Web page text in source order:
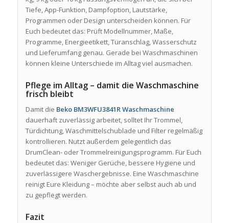
Tiefe, App-Funktion, Dampfoption, Lautstärke,
Programmen oder Design unterscheiden können. Für
Euch bedeutet das: Prüft Modellnummer, Maße,
Programme, Energieetikett, Türanschlag, Wasserschutz
und Lieferumfang genau. Gerade bei Waschmaschinen
können kleine Unterschiede im Alltag viel ausmachen.
Pflege im Alltag – damit die Waschmaschine
frisch bleibt
Damit die Beko BM3WFU3841R Waschmaschine
dauerhaft zuverlässig arbeitet, solltet Ihr Trommel,
Türdichtung, Waschmittelschublade und Filter regelmäßig
kontrollieren. Nutzt außerdem gelegentlich das
DrumClean- oder Trommelreinigungsprogramm. Für Euch
bedeutet das: Weniger Gerüche, bessere Hygiene und
zuverlässigere Waschergebnisse. Eine Waschmaschine
reinigt Eure Kleidung – möchte aber selbst auch ab und
zu gepflegt werden.
Fazit